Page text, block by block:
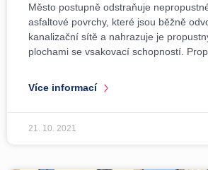
Město postupně odstraňuje
asfaltové povrchy, které jsou běžně
kanalizační sítě a nahrazuje je
plochami se vsakovací schopností.
Více informací
21. 10. 2021